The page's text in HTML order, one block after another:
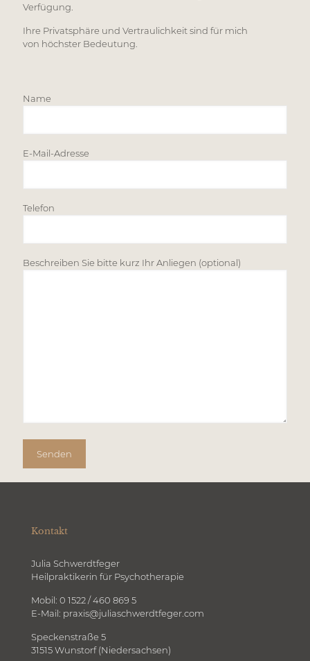
Verfügung.
Ihre Privatsphäre und Vertraulichkeit sind für mich
von höchster Bedeutung.
Name
E-Mail-Adresse
Telefon
Beschreiben Sie bitte kurz Ihr Anliegen (optional)
Kontakt
Julia Schwerdtfeger
Heilpraktikerin für Psychotherapie
Mobil: 0 1522 / 460 869 5
E-Mail: praxis@juliaschwerdtfeger.com
Speckenstraße 5
31515 Wunstorf (Niedersachsen)